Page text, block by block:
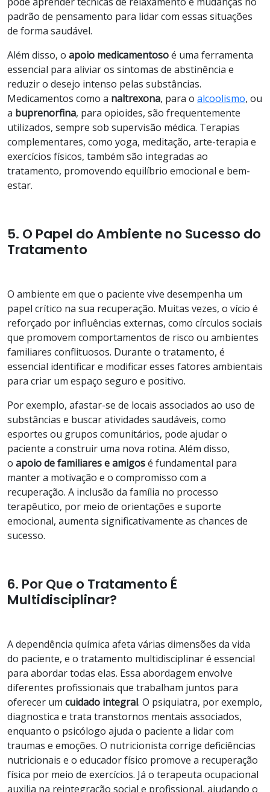
padrão de pensamento para lidar com essas situações
de forma saudável.
Além disso, o apoio medicamentosoé uma ferramenta
essencial para aliviar os sintomas de abstinência e
reduzir o desejo intenso pelas substâncias.
Medicamentos como a naltrexona, para o alcoolismo, ou
a buprenorfina, para opioides, são frequentemente
utilizados, sempre sob supervisão médica. Terapias
complementares, como yoga, meditação, arte-terapia e
exercícios físicos, também são integradas ao
tratamento, promovendo equilíbrio emocional e bem-
estar.
5. O Papel do Ambiente no Sucesso do
Tratamento
O ambiente em que o paciente vive desempenha um
papel crítico na sua recuperação. Muitas vezes, o vício é
reforçado por influências externas, como círculos sociais
que promovem comportamentos de risco ou ambientes
familiares conflituosos. Durante o tratamento, é
essencial identificar e modificar esses fatores ambientais
para criar um espaço seguro e positivo.
Por exemplo, afastar-se de locais associados ao uso de
substâncias e buscar atividades saudáveis, como
esportes ou grupos comunitários, pode ajudar o
paciente a construir uma nova rotina. Além disso,
o apoio de familiares e amigosé fundamental para
manter a motivação e o compromisso com a
recuperação. A inclusão da família no processo
terapêutico, por meio de orientações e suporte
emocional, aumenta significativamente as chances de
sucesso.
6. Por Que o Tratamento É
Multidisciplinar?
A dependência química afeta várias dimensões da vida
do paciente, e o tratamento multidisciplinar é essencial
para abordar todas elas. Essa abordagem envolve
diferentes profissionais que trabalham juntos para
oferecer um cuidado integral. O psiquiatra, por exemplo,
diagnostica e trata transtornos mentais associados,
enquanto o psicólogo ajuda o paciente a lidar com
traumas e emoções. O nutricionista corrige deficiências
nutricionais e o educador físico promove a recuperação
física por meio de exercícios. Já o terapeuta ocupacional
auxilia na reintegração social e profissional, ajudando o